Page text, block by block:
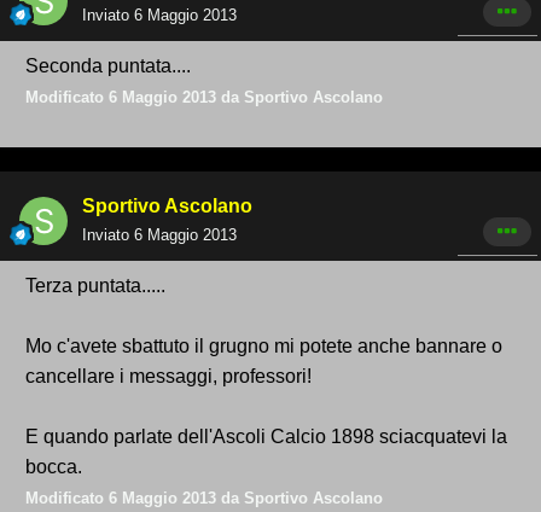
Inviato 6 Maggio 2013
Seconda puntata....
Modificato 6 Maggio 2013 da Sportivo Ascolano
Sportivo Ascolano
Inviato 6 Maggio 2013
Terza puntata.....
Mo c'avete sbattuto il grugno mi potete anche bannare o
cancellare i messaggi, professori!
E quando parlate dell'Ascoli Calcio 1898 sciacquatevi la
bocca.
Modificato 6 Maggio 2013 da Sportivo Ascolano